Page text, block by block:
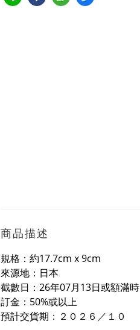
商品描述
規格：約17.7cm x 9cm
來源地：日本
截數日：26年07月13日或額滿時
訂金：50%或以上
預計交貨期 ：２０２６／ １ ０